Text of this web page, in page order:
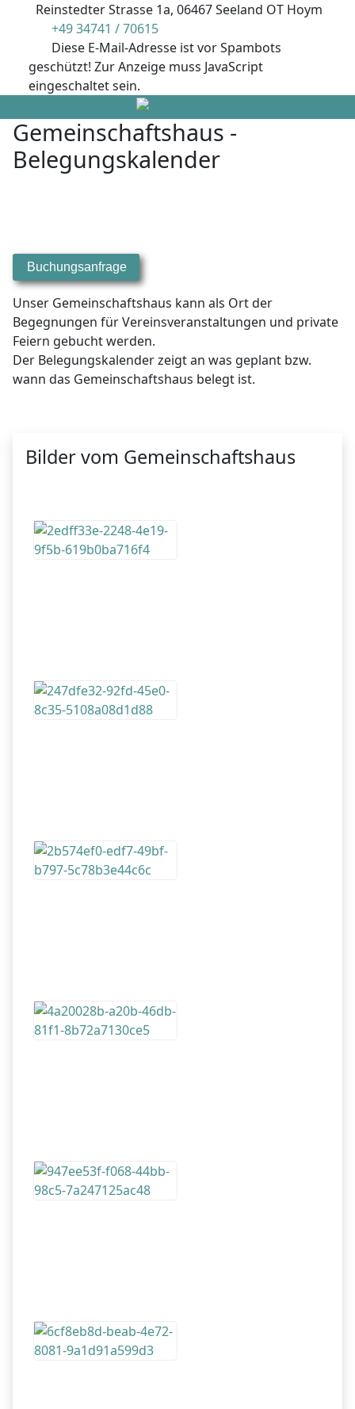
Reinstedter Strasse 1a, 06467 Seeland OT Hoym
+49 34741 / 70615
Diese E-Mail-Adresse ist vor Spambots
geschützt! Zur Anzeige muss JavaScript
eingeschaltet sein.
Mobile Menu Toggle
Gemeinschaftshaus -
Belegungskalender
Buchungsanfrage
Unser Gemeinschaftshaus kann als Ort der
Begegnungen für Vereinsveranstaltungen und private
Feiern gebucht werden.
Der Belegungskalender zeigt an was geplant bzw.
wann das Gemeinschaftshaus belegt ist.
Bilder vom Gemeinschaftshaus